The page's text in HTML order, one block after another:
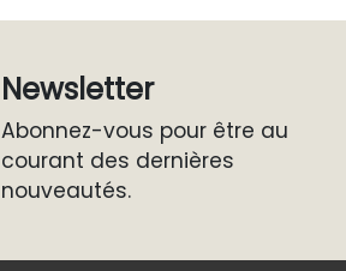
Newsletter
Abonnez-vous pour être au
courant des dernières
nouveautés.